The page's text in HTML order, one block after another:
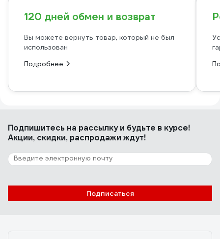
120 дней обмен и возврат
Вы можете вернуть товар, который не был
использован
Подробнее
Подпишитесь на рассылкуи будьте в курсе!
Акции, скидки, распродажи ждут!
Подписаться